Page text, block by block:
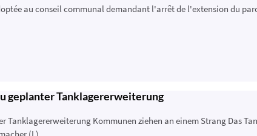
au conseil communal demandant l'arrêt de l'extension du
geplanter Tanklagererweiterung
Tanklagererweiterung Kommunen ziehen an einem Strang Das
(L) ...